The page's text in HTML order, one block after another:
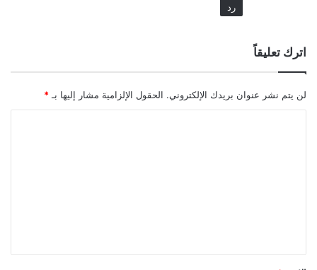
رد
اترك تعليقاً
لن يتم نشر عنوان بريدك الإلكتروني. الحقول الإلزامية مشار إليها بـ *